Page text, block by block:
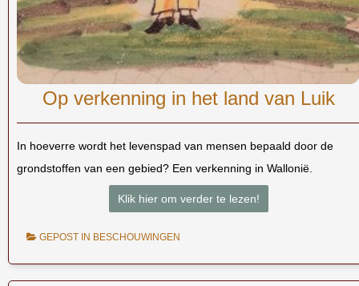
Op verkenning in het land van Luik
In hoeverre wordt het levenspad van mensen bepaald door de
grondstoffen van een gebied? Een verkenning in Wallonië.
Klik hier om verder te lezen!
GEPOST IN BESCHOUWINGEN